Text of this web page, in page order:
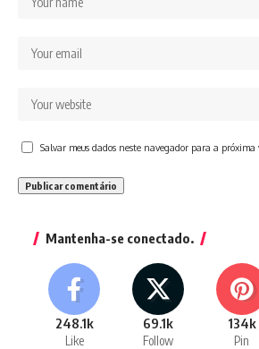
Salvar meus dados neste navegador para a próxima
Mantenha-se conectado.
248.1k
Like
69.1k
Follow
134k
Pin